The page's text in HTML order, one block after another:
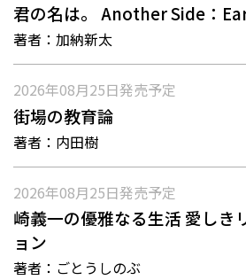
君の名は。 Another Side：
著者： 加納新太
2026年08月25日発売予定
街場の教育論
著者： 内田樹
2026年08月25日発売予定
崎義一の優雅なる生活 愛しき
ョン
著者： ごとうしのぶ